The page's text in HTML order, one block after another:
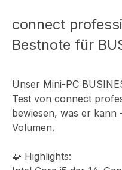
connect
Bestnote für
Unser Mini-PC
Test von connect
bewiesen, was er kann
Volumen.
🧩 Highlights: